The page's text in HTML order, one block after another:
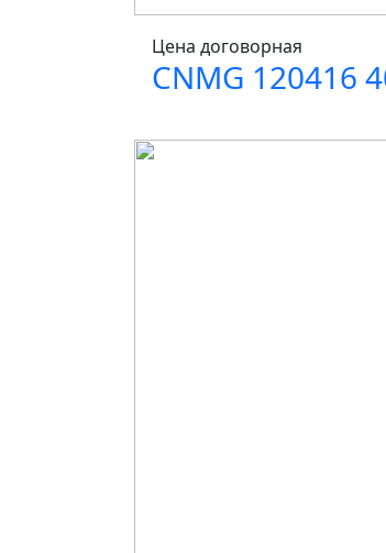
Цена договорная
CNMG 120416